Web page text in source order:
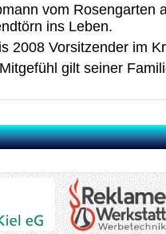
vom Rosengarten
ins Leben.
2008 Vorsitzender im
gilt seiner